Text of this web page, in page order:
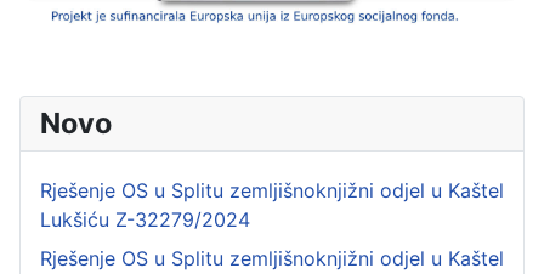
Novo
Rješenje OS u Splitu zemljišnoknjižni odjel u Kaštel
Lukšiću Z-32279/2024
Rješenje OS u Splitu zemljišnoknjižni odjel u Kaštel